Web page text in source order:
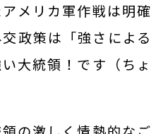
メリカ軍作戦は明確
政策は「強さによる
大統領！です（ちょ